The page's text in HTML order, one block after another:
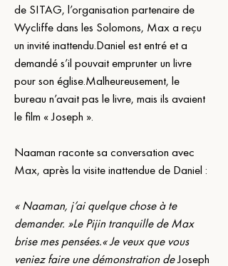
de SITAG, l’organisation partenaire de
Wycliffe dans les Solomons, Max a reçu
un invité inattendu.Daniel est entré et a
demandé s’il pouvait emprunter un livre
pour son église.Malheureusement, le
bureau n’avait pas le livre, mais ils avaient
le film « Joseph ».
Naaman raconte sa conversation avec
Max, après la visite inattendue de Daniel :
« Naaman, j’ai quelque chose à te
demander. »Le Pijin tranquille de Max
brise mes pensées.« Je veux que vous
veniez faire une démonstration de Joseph